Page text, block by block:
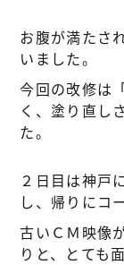
お腹が満たさ
いました。
今回の改修は
く、塗り直し
た。
２日目は神戸
し、帰りにコ
古いＣＭ映像
りと、とても